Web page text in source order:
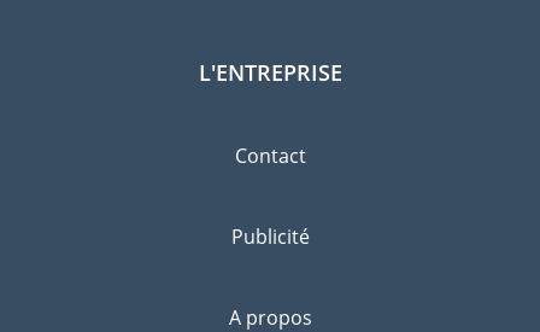
L'ENTREPRISE
Contact
Publicité
A propos